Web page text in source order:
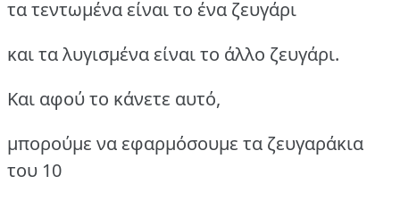
τα τεντωμένα είναι το ένα ζευγάρι
και τα λυγισμένα είναι το άλλο ζευγάρι.
Και αφού το κάνετε αυτό,
μπορούμε να εφαρμόσουμε τα ζευγαράκια
του 10